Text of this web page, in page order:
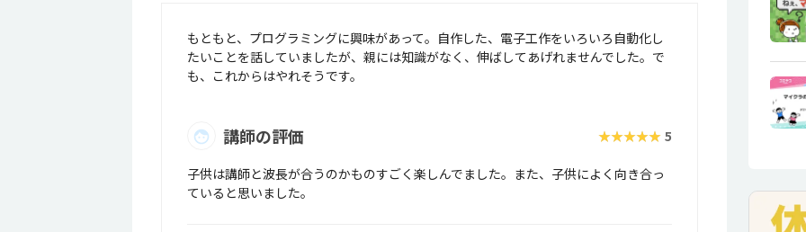
もともと、プログラミングに興味があって。自作した、電子工作をいろいろ自動化し
たいことを話していましたが、親には知識がなく、伸ばしてあげれませんでした。で
も、これからはやれそうです。
講師の評価 ★★★★★ 5
子供は講師と波長が合うのかものすごく楽しんでました。また、子供によく向き合っ
ていると思いました。